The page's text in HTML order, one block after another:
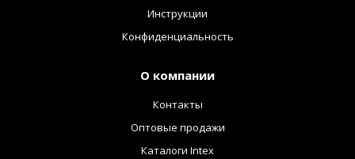
Инструкции
Конфиденциальность
О компании
Контакты
Оптовые продажи
Каталоги Intex